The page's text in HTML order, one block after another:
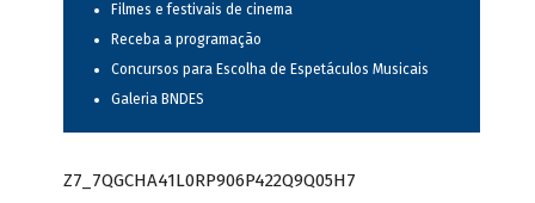
Filmes e festivais de cinema
Receba a programação
Concursos para Escolha de Espetáculos Musicais
Galeria BNDES
Z7_7QGCHA41L0RP906P422Q9Q05H7